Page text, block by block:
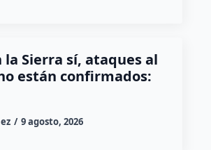
la Sierra sí, ataques al
están confirmados:
9 agosto, 2026